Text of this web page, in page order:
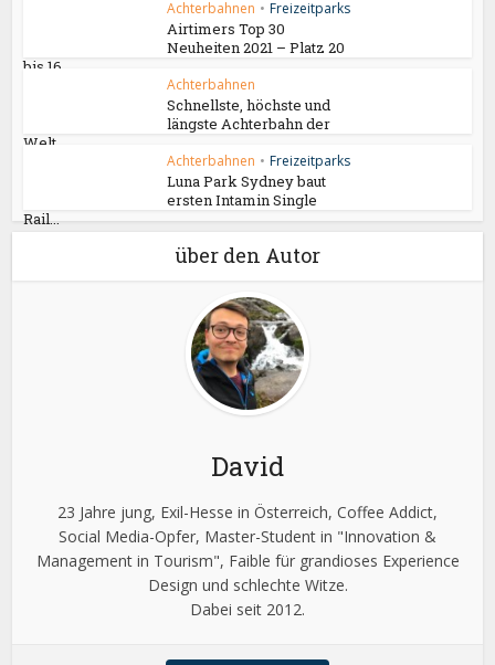
Achterbahnen • Freizeitparks
Airtimers Top 30
Neuheiten 2021 – Platz 20
bis 16
Achterbahnen
Schnellste, höchste und
längste Achterbahn der
Welt...
Achterbahnen • Freizeitparks
Luna Park Sydney baut
ersten Intamin Single
Rail...
über den Autor
David
23 Jahre jung, Exil-Hesse in Österreich, Coffee Addict,
Social Media-Opfer, Master-Student in "Innovation &
Management in Tourism", Faible für grandioses Experience
Design und schlechte Witze.
Dabei seit 2012.